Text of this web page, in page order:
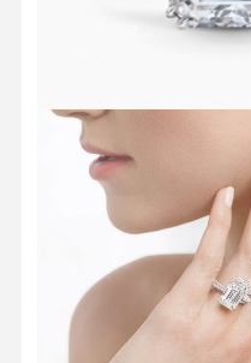
Braccialetti d'oro da 18K
Orecchini d'oro da 18
Brocca in oro da 18K
Set di gioielli da 18K
14K Diamond Bangle
Anello d' oro da 14 carati